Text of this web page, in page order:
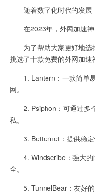
随着数字化时代的发展
在2023年，外网加速神
为了帮助大家更好地选
挑选了十款免费的外网加速
1. Lantern：一款简单易
网。
2. Psiphon：可通过多
私。
3. Betternet：提供稳定
4. Windscribe：强大的
全。
5. TunnelBear：友好的